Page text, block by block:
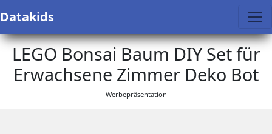
Datakids
LEGO Bonsai Baum DIY Set für
Erwachsene Zimmer Deko Bot
Werbepräsentation